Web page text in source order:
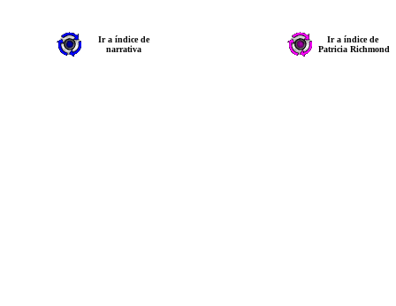
Ir a índice de
narrativa
Ir a índice de
Patricia Richmond